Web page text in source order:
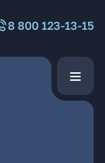
8 800 123-13-15